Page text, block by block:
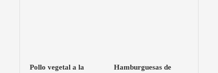
Pollo vegetal a la
Hamburguesas de